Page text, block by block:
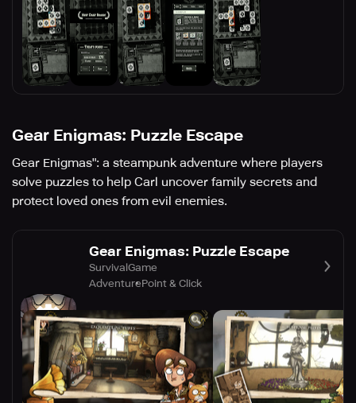
Gear Enigmas: Puzzle Escape
Gear Enigmas": a steampunk adventure where players
solve puzzles to help Carl uncover family secrets and
protect loved ones from evil enemies.
Gear Enigmas: Puzzle Escape
SurvivalGame
AdventurePoint & Click